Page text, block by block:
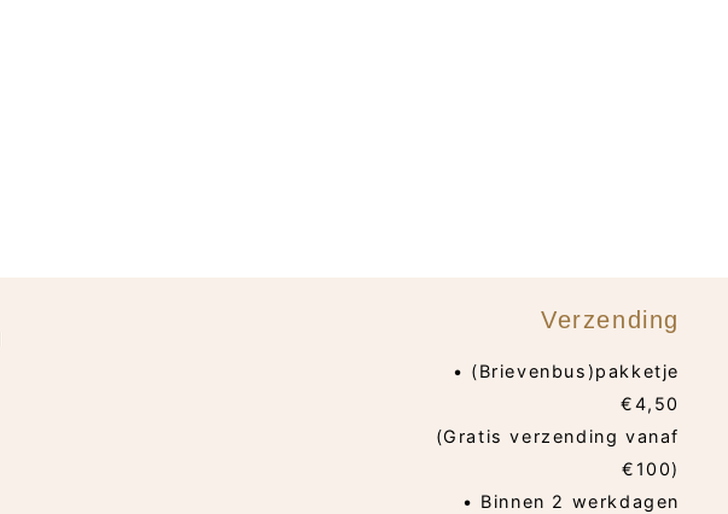
Verzending
• (Brievenbus)pakketje
€4,50
(Gratis verzending vanaf
€100)
• Binnen 2 werkdagen